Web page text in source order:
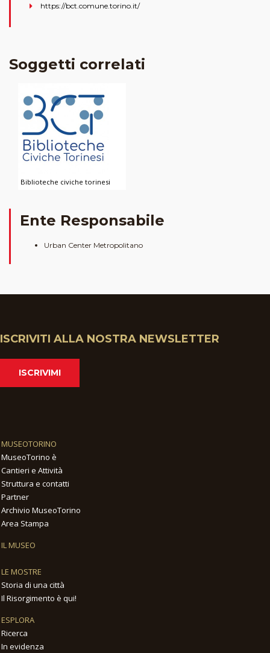
https://bct.comune.torino.it/
Soggetti correlati
Biblioteche civiche torinesi
Ente Responsabile
Urban Center Metropolitano
ISCRIVITI ALLA NOSTRA NEWSLETTER
ISCRIVIMI
MUSEOTORINO
MuseoTorino è
Cantieri e Attività
Struttura e contatti
Partner
Archivio MuseoTorino
Area Stampa
IL MUSEO
LE MOSTRE
Storia di una città
Il Risorgimento è qui!
ESPLORA
Ricerca
In evidenza